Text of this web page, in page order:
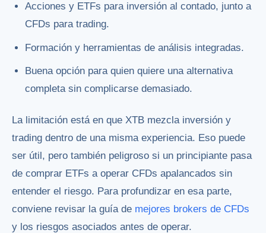
Acciones y ETFs para inversión al contado, junto a
CFDs para trading.
Formación y herramientas de análisis integradas.
Buena opción para quien quiere una alternativa
completa sin complicarse demasiado.
La limitación está en que XTB mezcla inversión y
trading dentro de una misma experiencia. Eso puede
ser útil, pero también peligroso si un principiante pasa
de comprar ETFs a operar CFDs apalancados sin
entender el riesgo. Para profundizar en esa parte,
conviene revisar la guía de mejores brokers de CFDs
y los riesgos asociados antes de operar.